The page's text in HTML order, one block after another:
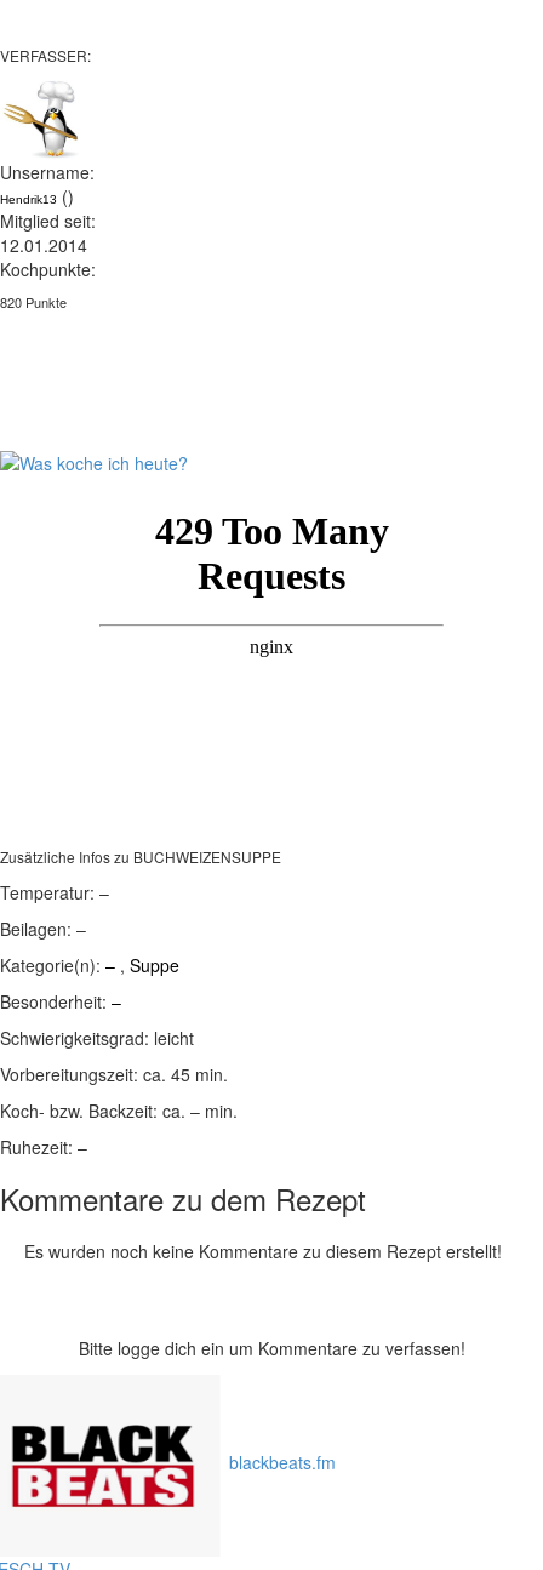
VERFASSER:
Unsername:
Hendrik13 ()
Mitglied seit:
12.01.2014
Kochpunkte:
820 Punkte
Zusätzliche Infos zu BUCHWEIZENSUPPE
Temperatur: –
Beilagen: –
Kategorie(n): – , Suppe
Besonderheit: –
Schwierigkeitsgrad: leicht
Vorbereitungszeit: ca. 45 min.
Koch- bzw. Backzeit: ca. – min.
Ruhezeit: –
Kommentare zu dem Rezept
Es wurden noch keine Kommentare zu diesem Rezept erstellt!
Bitte logge dich ein um Kommentare zu verfassen!
blackbeats.fm